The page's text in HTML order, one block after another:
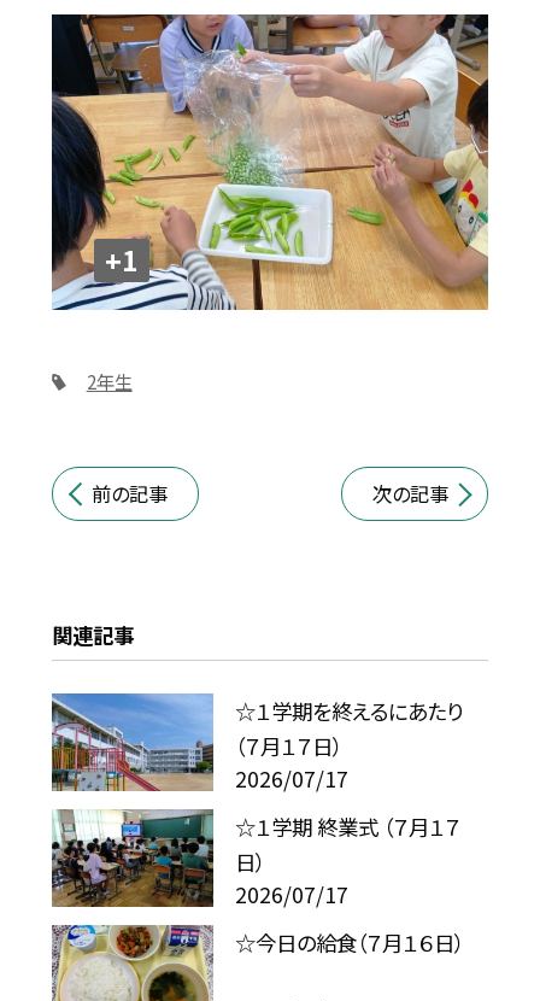
+1
2年生
前の記事 次の記事
関連記事
☆１学期を終えるにあたり
（７月１７日）
2026/07/17
☆１学期 終業式 （７月１７
日）
2026/07/17
☆今日の給食（７月１６日）